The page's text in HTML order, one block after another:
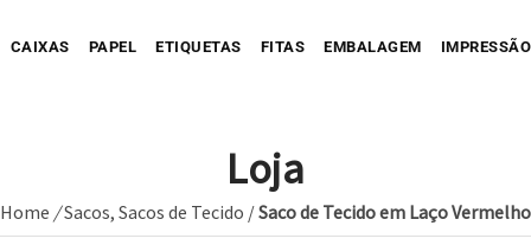
CAIXAS
Sua Caixa Impressa Caixa Recortada
PAPEL ETIQUETAS
Sua Etiqueta Impressa Etiqueta
FITAS EMBALAGEM
Sua Fita Adesiva
Loja
Home /Sacos, Sacos de Tecido /Saco de Tecido em Laço Vermelho